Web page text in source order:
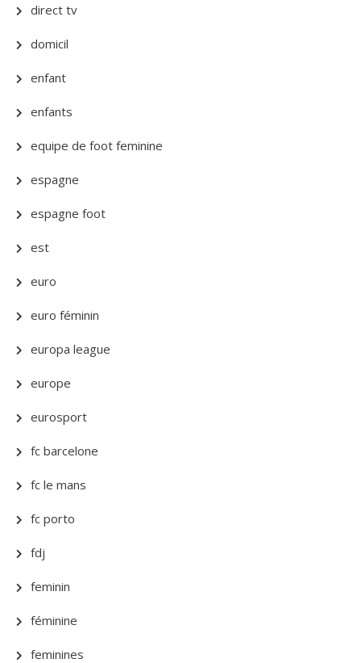
direct tv
domicil
enfant
enfants
equipe de foot feminine
espagne
espagne foot
est
euro
euro féminin
europa league
europe
eurosport
fc barcelone
fc le mans
fc porto
fdj
feminin
féminine
feminines